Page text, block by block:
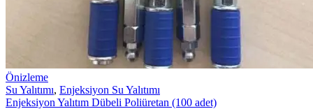
Önizleme
Su Yalıtımı, Enjeksiyon Su Yalıtımı
Enjeksiyon Yalıtım Dübeli Poliüretan (100 adet)